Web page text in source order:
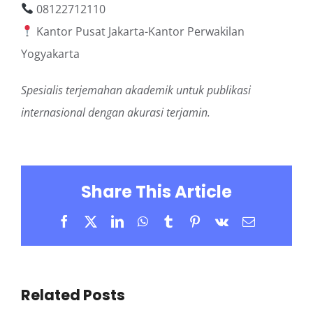
08122712110
Kantor Pusat Jakarta-Kantor Perwakilan
Yogyakarta
Spesialis terjemahan akademik untuk publikasi
internasional dengan akurasi terjamin.
Share This Article
Facebook LinkedInWhatsApp
TumblrPinterest
Vk Email
Related Posts